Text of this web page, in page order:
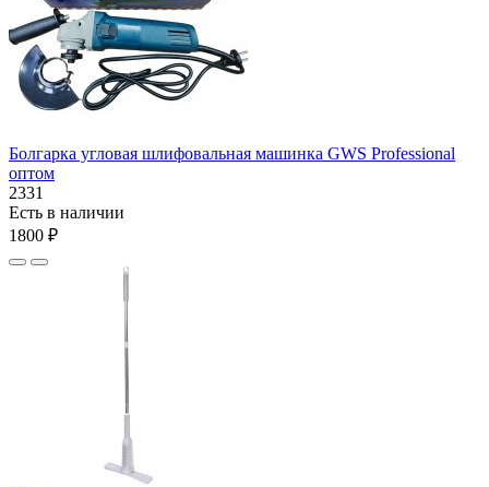
Болгарка угловая шлифовальная машинка GWS Professional
оптом
2331
Есть в наличии
1800 ₽